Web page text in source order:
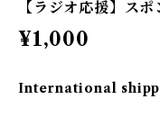
【ラジオ応援】ス
¥1,000
International